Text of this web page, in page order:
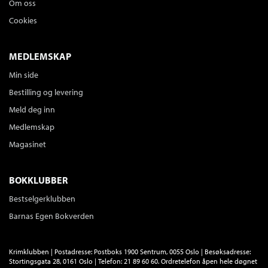
Om oss
Cookies
MEDLEMSKAP
Min side
Bestilling og levering
Meld deg inn
Medlemskap
Magasinet
BOKKLUBBER
Bestselgerklubben
Barnas Egen Bokverden
Krimklubben | Postadresse: Postboks 1900 Sentrum, 0055 Oslo | Besøksadresse:
Stortingsgata 28, 0161 Oslo | Telefon: 21 89 60 60. Ordretelefon åpen hele døgnet